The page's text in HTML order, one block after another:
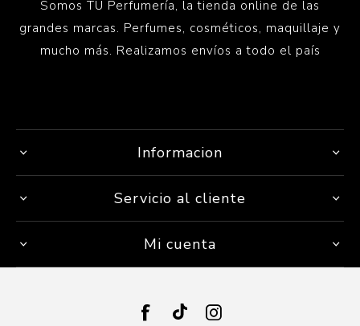
Somos TU Perfumería, la tienda online de las
grandes marcas. Perfumes, cosméticos, maquillaje y
mucho más. Realizamos envíos a todo el país
Informacion
Servicio al cliente
Mi cuenta